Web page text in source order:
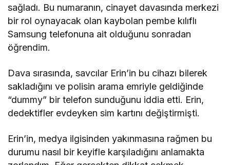
sağladı. Bu numaranın, cinayet davasında merkezi
bir rol oynayacak olan kaybolan pembe kılıflı
Samsung telefonuna ait olduğunu sonradan
öğrendim.
Dava sırasında, savcılar Erin’in bu cihazı bilerek
sakladığını ve polisin arama emriyle geldiğinde
“dummy” bir telefon sunduğunu iddia etti. Erin,
dedektifler evdeyken sim kartını değiştirmişti.
Erin’in, medya ilgisinden yakınmasına rağmen bu
durumu nasıl bir keyifle karşıladığını anlamakta